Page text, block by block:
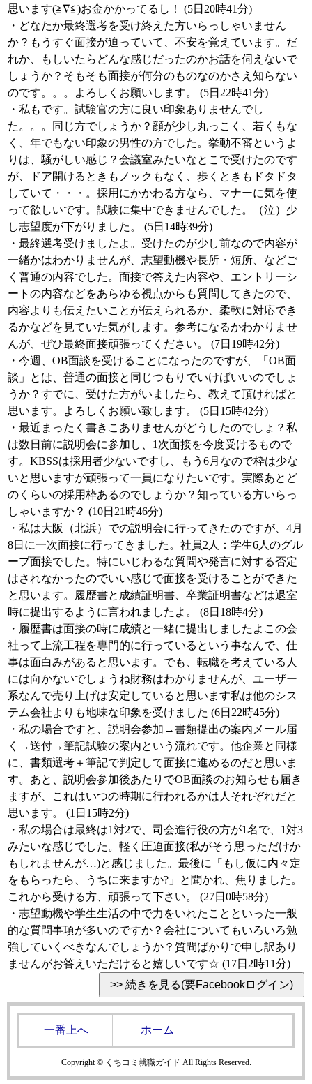
思います(≧∇≦)お金かかってるし！ (5日20時41分)
・どなたか最終選考を受け終えた方いらっしゃいません
か？もうすぐ面接が迫っていて、不安を覚えています。だ
れか、もしいたらどんな感じだったのかお話を伺えないで
しょうか？そもそも面接が何分のものなのかさえ知らない
のです。。。よろしくお願いします。 (5日22時41分)
・私もです。試験官の方に良い印象ありませんでし
た。。。同じ方でしょうか？顔が少し丸っこく、若くもな
く、年でもない印象の男性の方でした。挙動不審というよ
りは、騒がしい感じ？会議室みたいなとこで受けたのです
が、ドア開けるときもノックもなく、歩くときもドタドタ
していて・・・。採用にかかわる方なら、マナーに気を使
って欲しいです。試験に集中できませんでした。（泣）少
し志望度が下がりました。 (5日14時39分)
・最終選考受けましたよ。受けたのが少し前なので内容が
一緒かはわかりませんが、志望動機や長所・短所、などご
く普通の内容でした。面接で答えた内容や、エントリーシ
ートの内容などをあらゆる視点からも質問してきたので、
内容よりも伝えたいことが伝えられるか、柔軟に対応でき
るかなどを見ていた気がします。参考になるかわかりませ
んが、ぜひ最終面接頑張ってください。 (7日19時42分)
・今週、OB面談を受けることになったのですが、「OB面
談」とは、普通の面接と同じつもりでいけばいいのでしょ
うか？すでに、受けた方がいましたら、教えて頂ければと
思います。よろしくお願い致します。 (5日15時42分)
・最近まったく書きこありませんがどうしたのでしょ？私
は数日前に説明会に参加し、1次面接を今度受けるもので
す。KBSSは採用者少ないですし、もう6月なので枠は少な
いと思いますが頑張って一員になりたいです。実際あとど
のくらいの採用枠あるのでしょうか？知っている方いらっ
しゃいますか？ (10日21時46分)
・私は大阪（北浜）での説明会に行ってきたのですが、4月
8日に一次面接に行ってきました。社員2人：学生6人のグル
ープ面接でした。特にいじわるな質問や発言に対する否定
はされなかったのでいい感じで面接を受けることができた
と思います。履歴書と成績証明書、卒業証明書などは退室
時に提出するように言われましたよ。 (8日18時4分)
・履歴書は面接の時に成績と一緒に提出しましたよこの会
社って上流工程を専門的に行っているという事なんで、仕
事は面白みがあると思います。でも、転職を考えている人
には向かないでしょうね財務はわかりませんが、ユーザー
系なんで売り上げは安定していると思います私は他のシス
テム会社よりも地味な印象を受けました (6日22時45分)
・私の場合ですと、説明会参加→書類提出の案内メール届
く→送付→筆記試験の案内という流れです。他企業と同様
に、書類選考＋筆記で判定して面接に進めるのだと思いま
す。あと、説明会参加後あたりでOB面談のお知らせも届き
ますが、これはいつの時期に行われるかは人それぞれだと
思います。 (1日15時2分)
・私の場合は最終は1対2で、司会進行役の方が1名で、1対3
みたいな感じでした。軽く圧迫面接(私がそう思っただけか
もしれませんが…)と感じました。最後に「もし仮に内々定
をもらったら、うちに来ますか?」と聞かれ、焦りました。
これから受ける方、頑張って下さい。 (27日0時58分)
・志望動機や学生生活の中で力をいれたことといった一般
的な質問事項が多いのですか？会社についてもいろいろ勉
強していくべきなんでしょうか？質問ばかりで申し訳あり
ませんがお答えいただけると嬉しいです☆ (17日2時11分)
一番上へ ホーム
Copyright © くちコミ就職ガイド All Rights Reserved.